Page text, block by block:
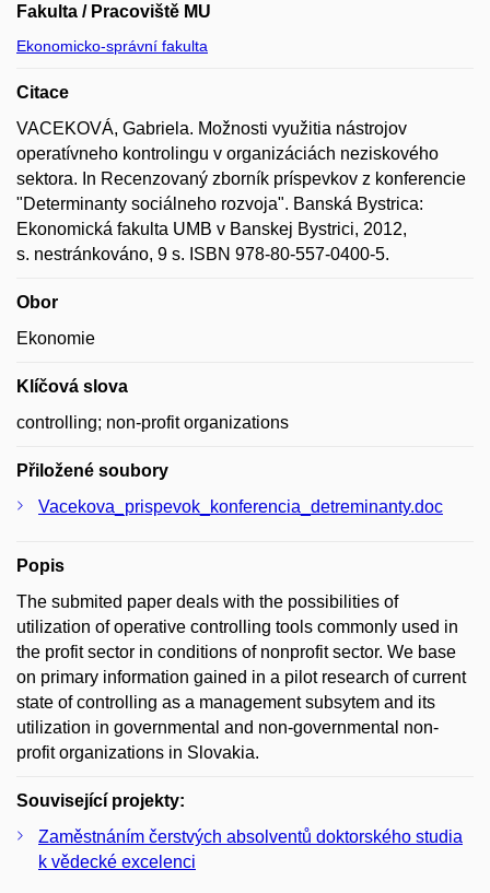
Fakulta / Pracoviště MU
Ekonomicko-správní fakulta
Citace
VACEKOVÁ, Gabriela. Možnosti využitia nástrojov
operatívneho kontrolingu v organizáciách neziskového
sektora. In Recenzovaný zborník príspevkov z konferencie
"Determinanty sociálneho rozvoja". Banská Bystrica:
Ekonomická fakulta UMB v Banskej Bystrici, 2012,
s. nestránkováno, 9 s. ISBN 978-80-557-0400-5.
Obor
Ekonomie
Klíčová slova
controlling; non-profit organizations
Přiložené soubory
Vacekova_prispevok_konferencia_detreminanty.doc
Popis
The submited paper deals with the possibilities of
utilization of operative controlling tools commonly used in
the profit sector in conditions of nonprofit sector. We base
on primary information gained in a pilot research of current
state of controlling as a management subsytem and its
utilization in governmental and non-governmental non-
profit organizations in Slovakia.
Související projekty:
Zaměstnáním čerstvých absolventů doktorského studia
k vědecké excelenci